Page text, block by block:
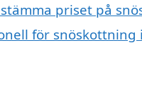
priset på
för